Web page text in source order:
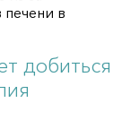
в
добиться